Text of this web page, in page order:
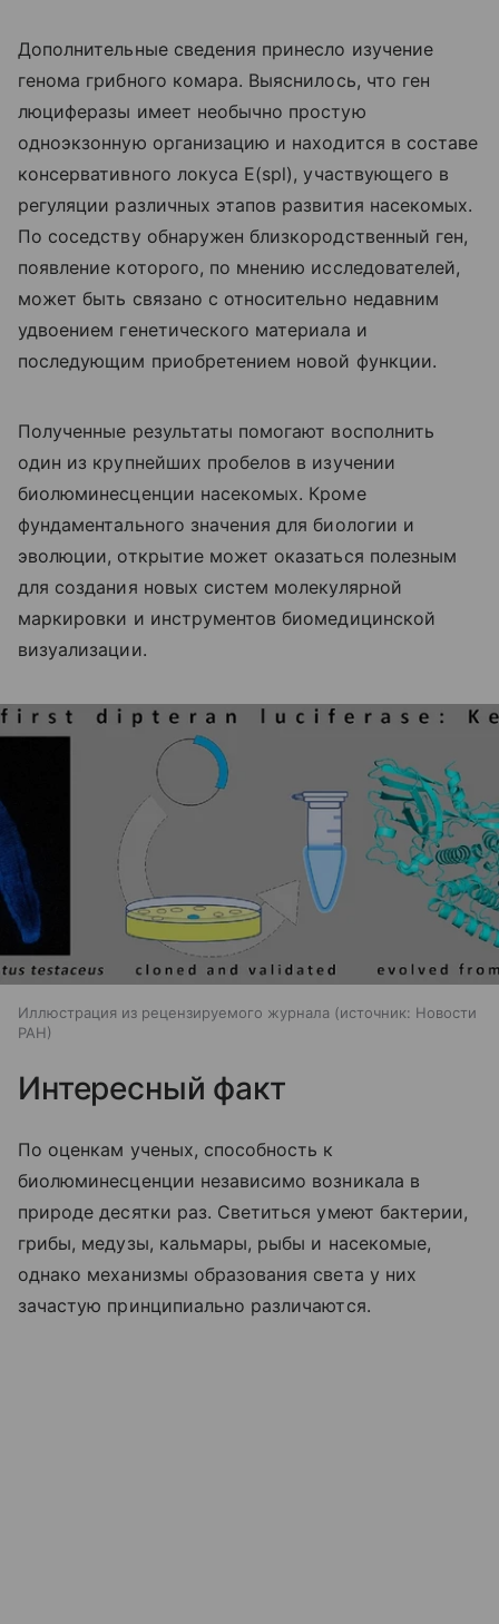
Дополнительные сведения принесло изучение
генома грибного комара. Выяснилось, что ген
люциферазы имеет необычно простую
одноэкзонную организацию и находится в составе
консервативного локуса E(spl), участвующего в
регуляции различных этапов развития насекомых.
По соседству обнаружен близкородственный ген,
появление которого, по мнению исследователей,
может быть связано с относительно недавним
удвоением генетического материала и
последующим приобретением новой функции.
Полученные результаты помогают восполнить
один из крупнейших пробелов в изучении
биолюминесценции насекомых. Кроме
фундаментального значения для биологии и
эволюции, открытие может оказаться полезным
для создания новых систем молекулярной
маркировки и инструментов биомедицинской
визуализации.
Иллюстрация из рецензируемого журнала источник: Новости
РАН
Интересный факт
По оценкам ученых, способность к
биолюминесценции независимо возникала в
природе десятки раз. Светиться умеют бактерии,
грибы, медузы, кальмары, рыбы и насекомые,
однако механизмы образования света у них
зачастую принципиально различаются.